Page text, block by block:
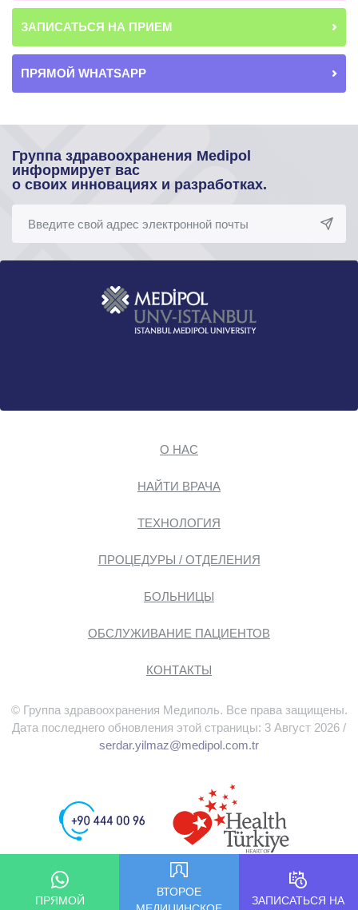
ЗАПИСАТЬСЯ НА ПРИЕМ
ПРЯМОЙ WHATSAPP
Группа здравоохранения Medipol
информирует вас
о своих инновациях и разработках.
О НАС
НАЙТИ ВРАЧА
ТЕХНОЛОГИЯ
ПРОЦЕДУРЫ / ОТДЕЛЕНИЯ
БОЛЬНИЦЫ
ОБСЛУЖИВАНИЕ ПАЦИЕНТОВ
КОНТАКТЫ
© Группа здравоохранения Медиполь. Все права защищены.
Дата последнего обновления этой страницы: 3 Август 2026 /
serdar.yilmaz@medipol.com.tr
ПРЯМОЙ
ВТОРОЕ
ЗАПИСАТЬСЯ НА